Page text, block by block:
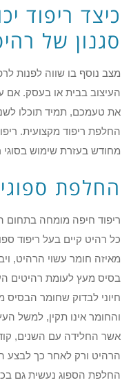
כיצד ריפוד
סגנון של
מצב נוסף בו שווה לפנות
העיצוב בבית או בעסק. אם
את טעמכם, תמיד תוכלו
החלפת ריפוד מקצועית.
מחודש בעזרת שימוש בסוגי
החלפת
ריפוד חיפה מומחה בתחום
כל רהיט קיים בעל ריפוד
מאיזה חומר עשוי הרהיט,
בסיס מעץ לעומת רהיטים
חיוני לבדוק שחומר הבסיס
והחומר אינו תקין, למשל
אשר החלידה עם השנים,
הרהיט ורק לאחר כך לבצע
החלפת הספוג נעשית גם